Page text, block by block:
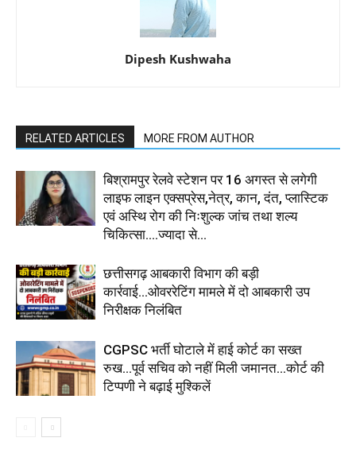
Dipesh Kushwaha
RELATED ARTICLES MORE FROM AUTHOR
बिश्रामपुर रेलवे स्टेशन पर 16 अगस्त से लगेगी
लाइफ लाइन एक्सप्रेस,नेत्र, कान, दंत, प्लास्टिक
एवं अस्थि रोग की निःशुल्क जांच तथा शल्य
चिकित्सा....ज्यादा से...
छत्तीसगढ़ आबकारी विभाग की बड़ी
कार्रवाई...ओवररेटिंग मामले में दो आबकारी उप
निरीक्षक निलंबित
CGPSC भर्ती घोटाले में हाई कोर्ट का सख्त
रुख...पूर्व सचिव को नहीं मिली जमानत...कोर्ट की
टिप्पणी ने बढ़ाई मुश्किलें